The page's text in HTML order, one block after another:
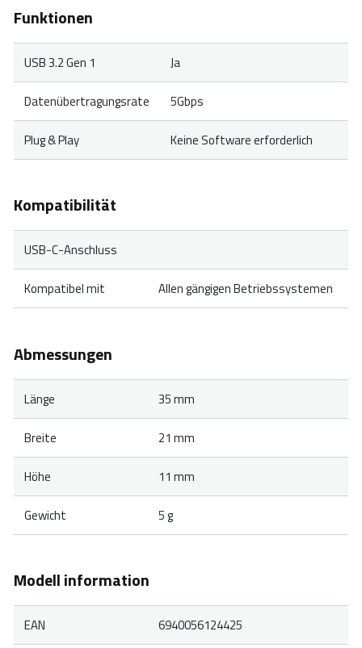
Funktionen
USB 3.2 Gen 1 Ja
Datenübertragungsrate 5Gbps
Plug & Play Keine Software erforderlich
Kompatibilität
USB-C-Anschluss
Kompatibel mit Allen gängigen Betriebssystemen
Abmessungen
Länge 35 mm
Breite 21 mm
Höhe 11 mm
Gewicht 5 g
Modell information
EAN 6940056124425